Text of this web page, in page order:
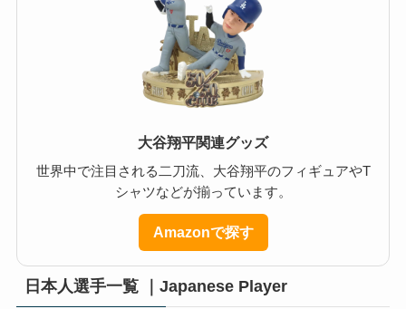
大谷翔平関連グッズ
世界中で注目される二刀流、大谷翔平のフィギュアやT
シャツなどが揃っています。
Amazonで探す
日本人選手一覧 ｜Japanese Player